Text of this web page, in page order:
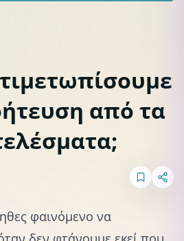
από τα
φαινόμενο να